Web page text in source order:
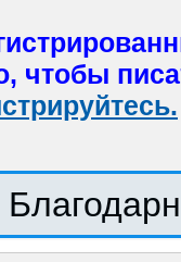
чтобы